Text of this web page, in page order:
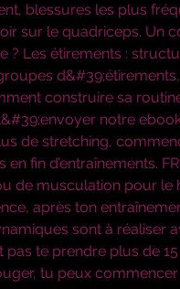
blessures les plus
sur le quadriceps. Un
? Les étirements :
construire sa
notre ebook
de stretching,
fin d’entraînements.
de musculation pour le
après ton
sont à réaliser
te prendre plus de
tu peux